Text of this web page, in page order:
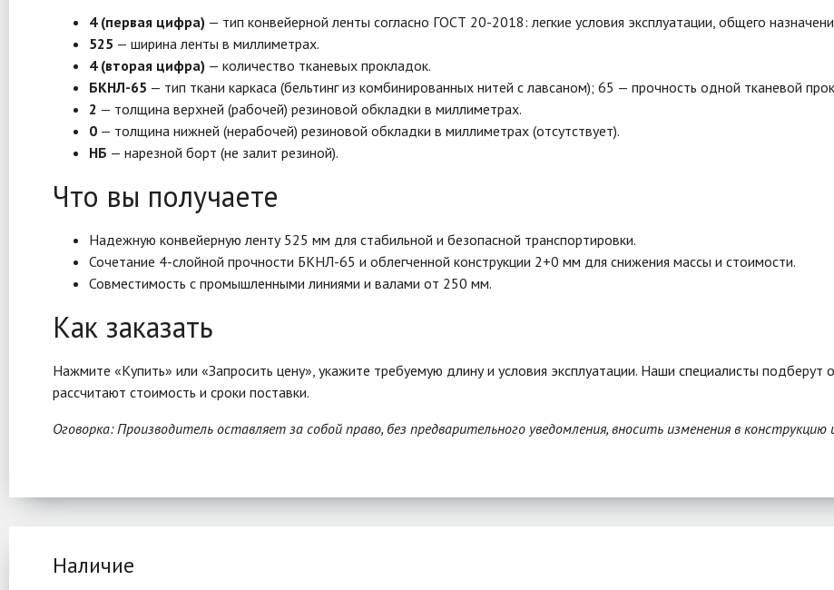
4 (первая цифра) — тип конвейерной ленты согласно ГОСТ 20-2018: легкие условия эксплуатации, общего
525 — ширина ленты в миллиметрах.
4 (вторая цифра) — количество тканевых прокладок.
БКНЛ-65 — тип ткани каркаса (бельтинг из комбинированных нитей с лавсаном); 65 — прочность одной тканевой
2 — толщина верхней (рабочей) резиновой обкладки в миллиметрах.
0 — толщина нижней (нерабочей) резиновой обкладки в миллиметрах (отсутствует).
НБ — нарезной борт (не залит резиной).
Что вы получаете
Надежную конвейерную ленту 525 мм для стабильной и безопасной транспортировки.
Сочетание 4-слойной прочности БКНЛ-65 и облегченной конструкции 2+0 мм для снижения массы и стоимости.
Совместимость с промышленными линиями и валами от 250 мм.
Как заказать
Нажмите «Купить» или «Запросить цену», укажите требуемую длину и условия эксплуатации. Наши специалисты
рассчитают стоимость и сроки поставки.
Оговорка: Производитель оставляет за собой право, без предварительного уведомления, вносить изменения в
Наличие